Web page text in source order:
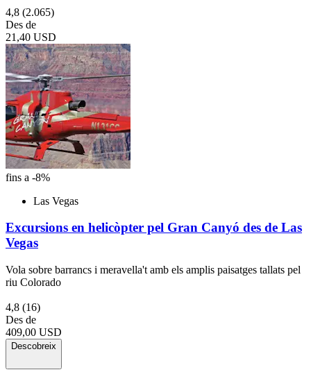
4,8 (2.065)
Des de
21,40 USD
fins a -8%
Las Vegas
Excursions en helicòpter pel Gran Canyó des de Las
Vegas
Vola sobre barrancs i meravella't amb els amplis paisatges tallats pel
riu Colorado
4,8 (16)
Des de
409,00 USD
Descobreix